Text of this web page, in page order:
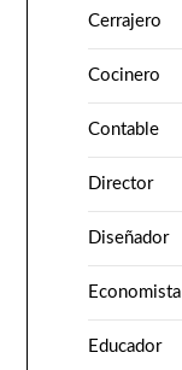
Cerrajero
Cocinero
Contable
Director
Diseñador
Economista
Educador